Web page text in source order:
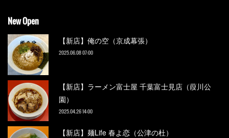
New Open
【新店】俺の空（京成幕張）
2025.06.08 07:00
【新店】ラーメン富士屋 千葉富士見店（葭川公
園）
2025.04.26 14:00
【新店】麺Life 春よ恋（公津の杜）